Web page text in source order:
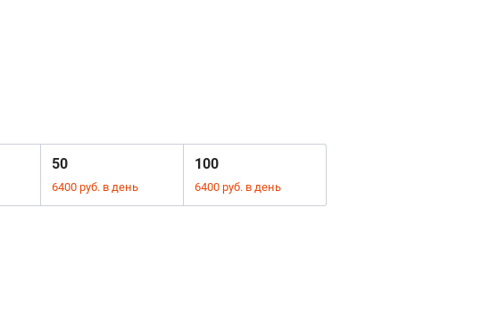
50
6400 руб. в день
100
6400 руб. в день